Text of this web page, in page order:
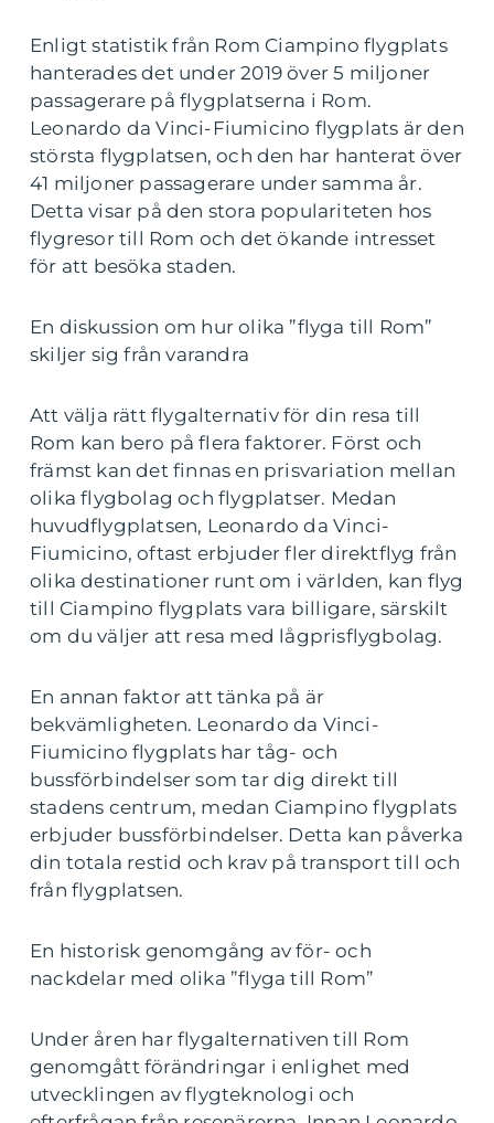
Enligt statistik från Rom Ciampino flygplats
hanterades det under 2019 över 5 miljoner
passagerare på flygplatserna i Rom.
Leonardo da Vinci-Fiumicino flygplats är den
största flygplatsen, och den har hanterat över
41 miljoner passagerare under samma år.
Detta visar på den stora populariteten hos
flygresor till Rom och det ökande intresset
för att besöka staden.
En diskussion om hur olika ”flyga till Rom”
skiljer sig från varandra
Att välja rätt flygalternativ för din resa till
Rom kan bero på flera faktorer. Först och
främst kan det finnas en prisvariation mellan
olika flygbolag och flygplatser. Medan
huvudflygplatsen, Leonardo da Vinci-
Fiumicino, oftast erbjuder fler direktflyg från
olika destinationer runt om i världen, kan flyg
till Ciampino flygplats vara billigare, särskilt
om du väljer att resa med lågprisflygbolag.
En annan faktor att tänka på är
bekvämligheten. Leonardo da Vinci-
Fiumicino flygplats har tåg- och
bussförbindelser som tar dig direkt till
stadens centrum, medan Ciampino flygplats
erbjuder bussförbindelser. Detta kan påverka
din totala restid och krav på transport till och
från flygplatsen.
En historisk genomgång av för- och
nackdelar med olika ”flyga till Rom”
Under åren har flygalternativen till Rom
genomgått förändringar i enlighet med
utvecklingen av flygteknologi och